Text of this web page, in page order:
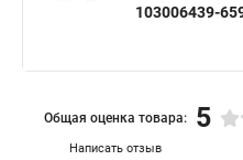
103006439-
Написать отзыв
Общая оценка товара: 5